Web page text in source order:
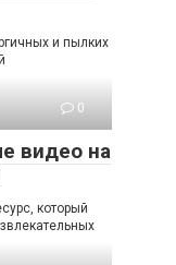
и пылких
0
видео на
который